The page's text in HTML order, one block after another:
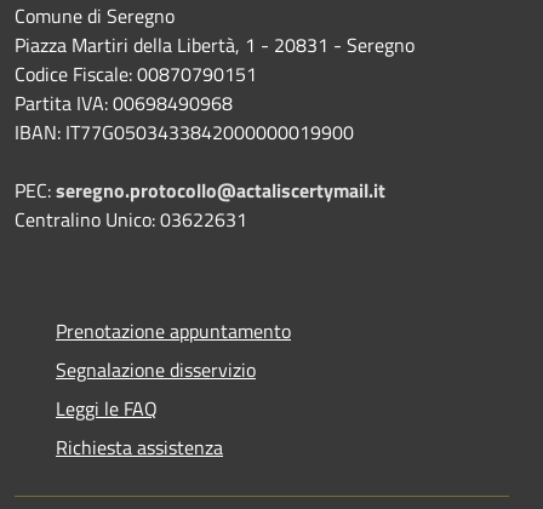
Comune di Seregno
Piazza Martiri della Libertà, 1 - 20831 - Seregno
Codice Fiscale: 00870790151
Partita IVA: 00698490968
IBAN: IT77G0503433842000000019900
PEC:seregno.protocollo@actaliscertymail.it
Centralino Unico: 03622631
Prenotazione appuntamento
Segnalazione disservizio
Leggi le FAQ
Richiesta assistenza